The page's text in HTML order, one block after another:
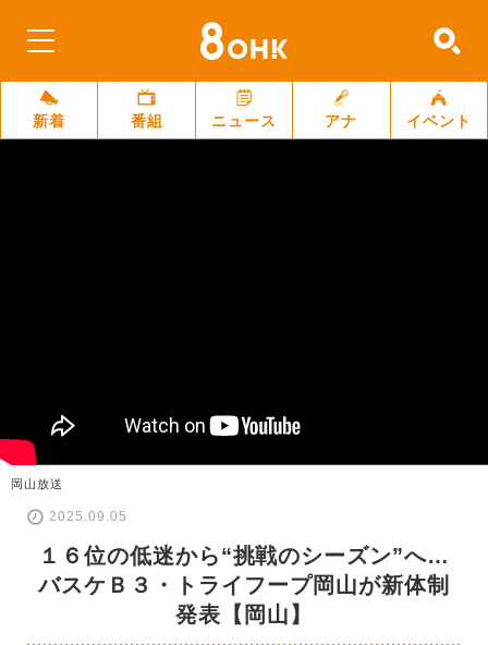
新着 番組 ニュース アナ イベント
岡山放送
2025.09.05
１６位の低迷から“挑戦のシーズン”へ…
バスケＢ３・トライフープ岡山が新体制
発表【岡山】